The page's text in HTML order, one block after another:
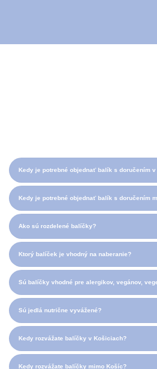
Kedy je potrebné objednať balík s doručením
Kedy je potrebné objednať balík s doručením
Ako sú rozdelené balíčky?
Ktorý balíček je vhodný na naberanie?
Sú balíčky vhodné pre alergikov, vegánov,
Sú jedlá nutrične vyvážené?
Kedy rozvážate balíčky v Košiciach?
Kedy rozvážate balíčky mimo Košíc?